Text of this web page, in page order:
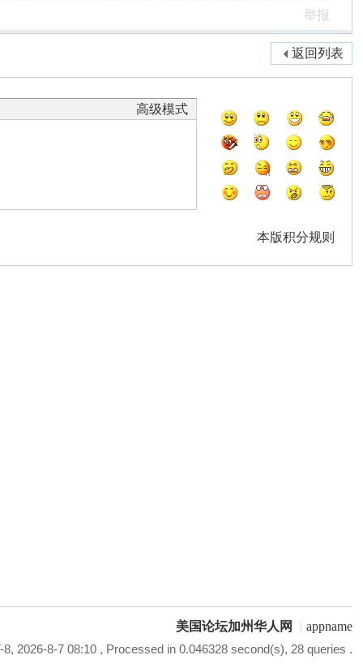
举报
返回列表
高级模式
本版积分规则
美国论坛加州华人网 | appname
8, 2026-8-7 08:10, Processed in 0.046328 second(s), 28 queries .